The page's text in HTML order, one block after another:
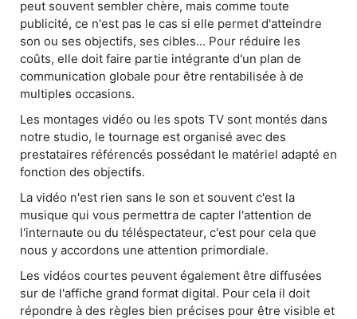
peut souvent sembler chère, mais comme toute
publicité, ce n'est pas le cas si elle permet d'atteindre
son ou ses objectifs, ses cibles... Pour réduire les
coûts, elle doit faire partie intégrante d'un plan de
communication globale pour être rentabilisée à de
multiples occasions.
Les montages vidéo ou les spots TV sont montés dans
notre studio, le tournage est organisé avec des
prestataires référencés possédant le matériel adapté en
fonction des objectifs.
La vidéo n'est rien sans le son et souvent c'est la
musique qui vous permettra de capter l'attention de
l'internaute ou du téléspectateur, c'est pour cela que
nous y accordons une attention primordiale.
Les vidéos courtes peuvent également être diffusées
sur de l'affiche grand format digital. Pour cela il doit
répondre à des règles bien précises pour être visible et